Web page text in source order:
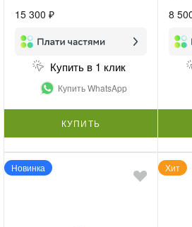
15 300 ₽
Купить в 1 клик
Купить WhatsApp
КУПИТЬ
8
Новинка Хит